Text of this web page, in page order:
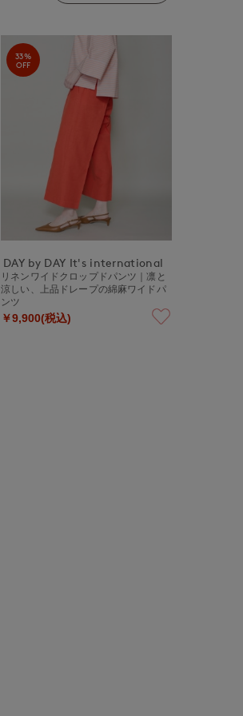
33%
OFF
DAY by DAY It's international
リネンワイドクロップドパンツ｜凛と
涼しい、上品ドレープの綿麻ワイドパ
ンツ
￥9,900(税込)